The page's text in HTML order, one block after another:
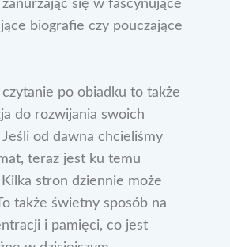
się w fascynujące
biografie czy pouczające
czytanie po obiadku to także
do rozwijania swoich
od dawna chcieliśmy
teraz jest ku temu
stron dziennie może
także świetny sposób na
i pamięci, co jest